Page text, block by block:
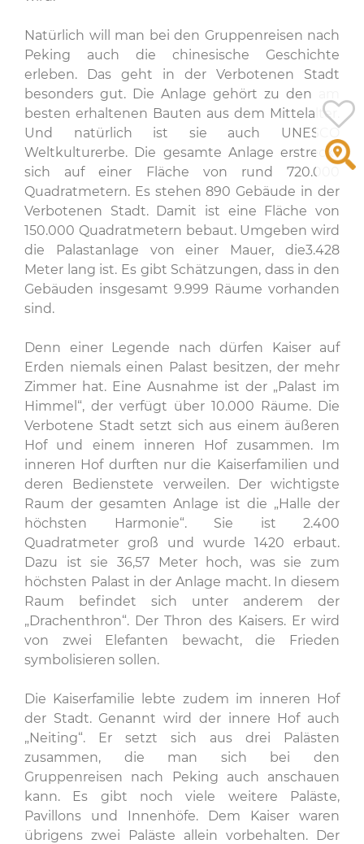
Natürlich will man bei den Gruppenreisen nach
Peking auch die chinesische Geschichte
erleben. Das geht in der Verbotenen Stadt
besonders gut. Die Anlage gehört zu den am
besten erhaltenen Bauten aus dem Mittelalter.
Und natürlich ist sie auch UNESCO
Weltkulturerbe. Die gesamte Anlage erstreckt
sich auf einer Fläche von rund 720.000
Quadratmetern. Es stehen 890 Gebäude in der
Verbotenen Stadt. Damit ist eine Fläche von
150.000 Quadratmetern bebaut. Umgeben wird
die Palastanlage von einer Mauer, die3.428
Meter lang ist. Es gibt Schätzungen, dass in den
Gebäuden insgesamt 9.999 Räume vorhanden
sind.
Denn einer Legende nach dürfen Kaiser auf
Erden niemals einen Palast besitzen, der mehr
Zimmer hat. Eine Ausnahme ist der „Palast im
Himmel“, der verfügt über 10.000 Räume. Die
Verbotene Stadt setzt sich aus einem äußeren
Hof und einem inneren Hof zusammen. Im
inneren Hof durften nur die Kaiserfamilien und
deren Bedienstete verweilen. Der wichtigste
Raum der gesamten Anlage ist die „Halle der
höchsten Harmonie“. Sie ist 2.400
Quadratmeter groß und wurde 1420 erbaut.
Dazu ist sie 36,57 Meter hoch, was sie zum
höchsten Palast in der Anlage macht. In diesem
Raum befindet sich unter anderem der
„Drachenthron“. Der Thron des Kaisers. Er wird
von zwei Elefanten bewacht, die Frieden
symbolisieren sollen.
Die Kaiserfamilie lebte zudem im inneren Hof
der Stadt. Genannt wird der innere Hof auch
„Neiting“. Er setzt sich aus drei Palästen
zusammen, die man sich bei den
Gruppenreisen nach Peking auch anschauen
kann. Es gibt noch viele weitere Paläste,
Pavillons und Innenhöfe. Dem Kaiser waren
übrigens zwei Paläste allein vorbehalten. Der